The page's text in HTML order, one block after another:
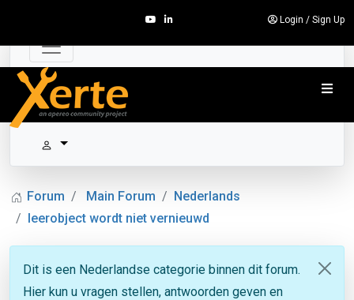
Login / Sign Up
Forum Main Forum
Nederlands
leerobject wordt niet vernieuwd
Dit is een Nederlandse categorie binnen dit forum.
Hier kun u vragen stellen, antwoorden geven en